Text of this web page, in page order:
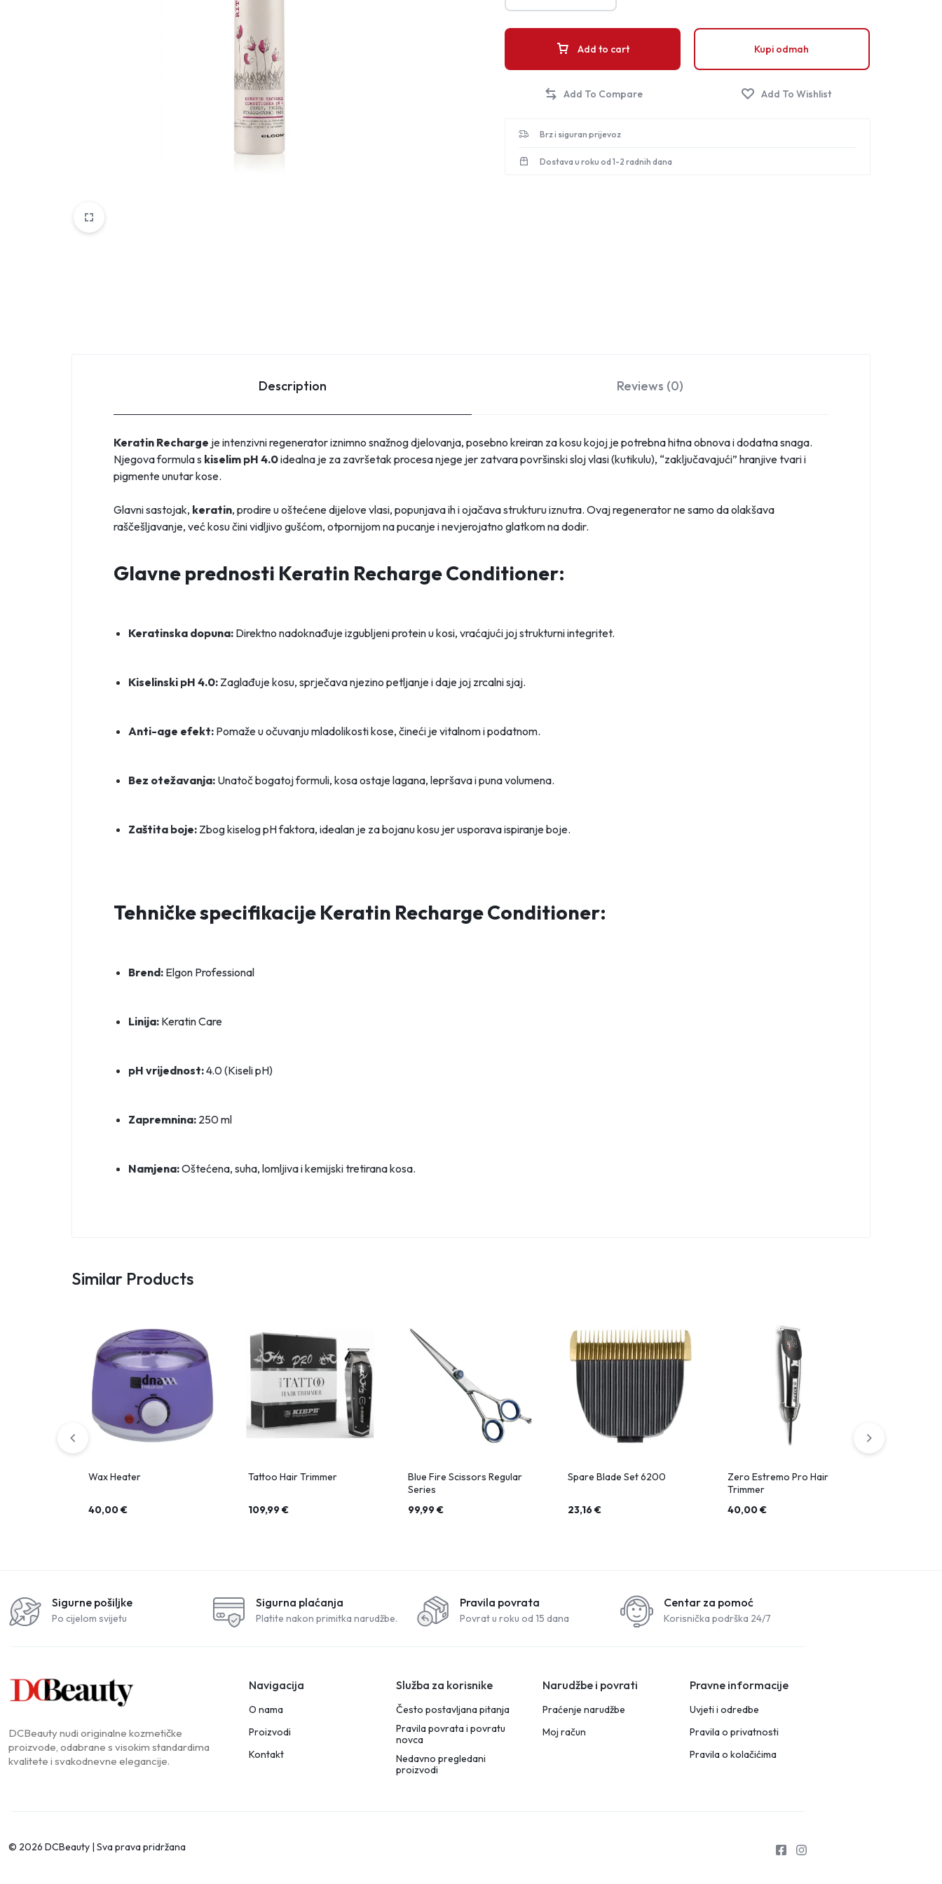
Add to cart Kupi odmah
Brz i siguran prijevoz
Dostava u roku od 1-2 radnih dana
Description Reviews (0)
Keratin Recharge je intenzivni regenerator iznimno snažnog djelovanja, posebno kreiran za kosu kojoj je potrebna hitna obnova i dodatna snaga.
Njegova formula s kiselim pH 4.0idealna je za završetak procesa njege jer zatvara površinski sloj vlasi (kutikulu), “zaključavajući” hranjive tvari i
pigmente unutar kose.
Glavni sastojak, keratin, prodire u oštećene dijelove vlasi, popunjava ih i ojačava strukturu iznutra. Ovaj regenerator ne samo da olakšava
raščešljavanje, već kosu čini vidljivo gušćom, otpornijom na pucanje i nevjerojatno glatkom na dodir.
Glavne prednosti Keratin Recharge Conditioner:
Keratinska dopuna:Direktno nadoknađuje izgubljeni protein u kosi, vraćajući joj strukturni integritet.
Kiselinski pH 4.0:Zaglađuje kosu, sprječava njezino petljanje i daje joj zrcalni sjaj.
Anti-age efekt:Pomaže u očuvanju mladolikosti kose, čineći je vitalnom i podatnom.
Bez otežavanja:Unatoč bogatoj formuli, kosa ostaje lagana, lepršava i puna volumena.
Zaštita boje:Zbog kiselog pH faktora, idealan je za bojanu kosu jer usporava ispiranje boje.
Tehničke specifikacije Keratin Recharge Conditioner:
Brend:Elgon Professional
Linija:Keratin Care
pH vrijednost:4.0 (Kiseli pH)
Zapremnina:250 ml
Namjena:Oštećena, suha, lomljiva i kemijski tretirana kosa.
Similar Products
Wax Heater
40,00€
Tattoo Hair Trimmer
109,99€
Blue Fire Scissors Regular
Series
99,99€
Spare Blade Set 6200
23,16€
Zero Estremo Pro Hair
Trimmer
40,00€
Sigurne pošiljke
Po cijelom svijetu
Sigurna plaćanja
Platite nakon primitka narudžbe.
Pravila povrata
Povrat u roku od 15 dana
Centar za pomoć
Korisnička podrška 24/7
DCBeauty nudi originalne kozmetičke
proizvode, odabrane s visokim standardima
kvalitete i svakodnevne elegancije.
Navigacija
O nama
Proizvodi
Kontakt
Služba za korisnike
Često postavljana pitanja
Pravila povrata i povratu
novca
Nedavno pregledani
proizvodi
Narudžbe i povrati
Praćenje narudžbe
Moj račun
Pravne informacije
Uvjeti i odredbe
Pravila o privatnosti
Pravila o kolačićima
© 2026 DCBeauty | Sva prava pridržana